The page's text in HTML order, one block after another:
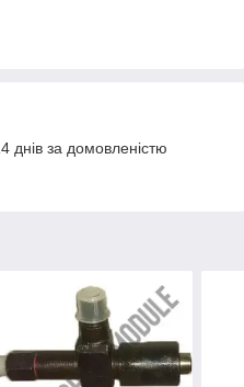
днів за домовленістю